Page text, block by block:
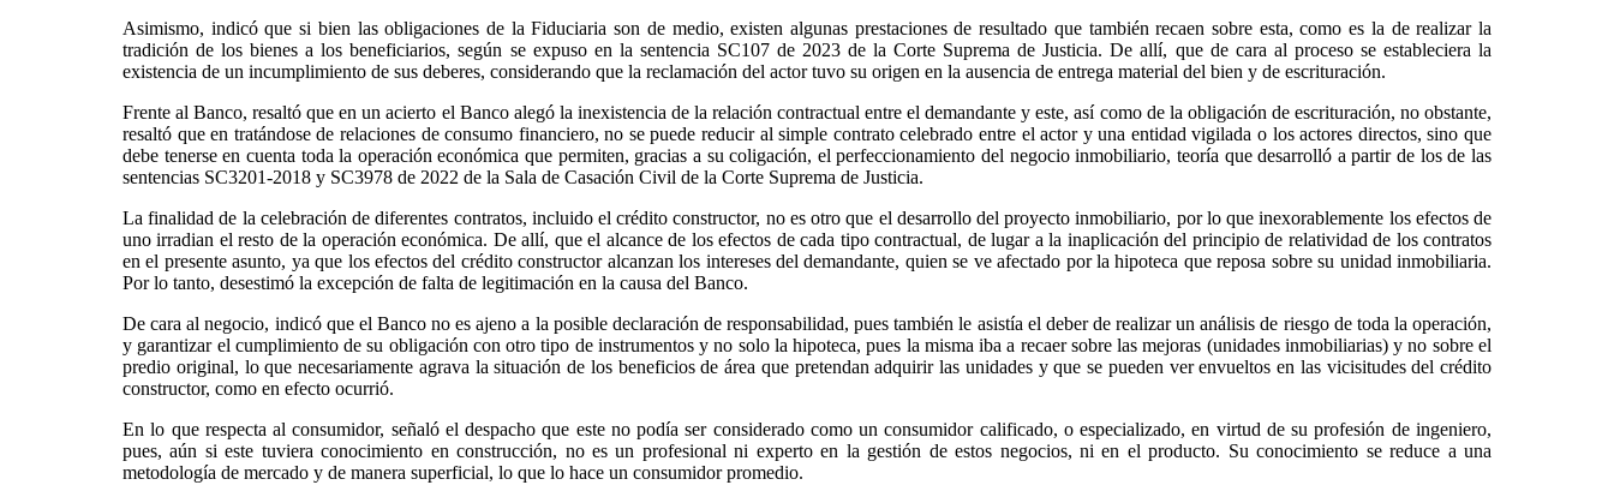
Asimismo, indicó que si bien las obligaciones de la Fiduciaria son de medio, existen algunas prestaciones de resultado que también recaen sobre esta, como es la de realizar la
tradición de los bienes a los beneficiarios, según se expuso en la sentencia SC107 de 2023 de la Corte Suprema de Justicia. De allí, que de cara al proceso se estableciera la
existencia de un incumplimiento de sus deberes, considerando que la reclamación del actor tuvo su origen en la ausencia de entrega material del bien y de escrituración.
Frente al Banco, resaltó que en un acierto el Banco alegó la inexistencia de la relación contractual entre el demandante y este, así como de la obligación de escrituración, no obstante,
resaltó que en tratándose de relaciones de consumo financiero, no se puede reducir al simple contrato celebrado entre el actor y una entidad vigilada o los actores directos, sino que
debe tenerse en cuenta toda la operación económica que permiten, gracias a su coligación, el perfeccionamiento del negocio inmobiliario, teoría que desarrolló a partir de los de las
sentencias SC3201-2018 y SC3978 de 2022 de la Sala de Casación Civil de la Corte Suprema de Justicia.
La finalidad de la celebración de diferentes contratos, incluido el crédito constructor, no es otro que el desarrollo del proyecto inmobiliario, por lo que inexorablemente los efectos de
uno irradian el resto de la operación económica. De allí, que el alcance de los efectos de cada tipo contractual, de lugar a la inaplicación del principio de relatividad de los contratos
en el presente asunto, ya que los efectos del crédito constructor alcanzan los intereses del demandante, quien se ve afectado por la hipoteca que reposa sobre su unidad inmobiliaria.
Por lo tanto, desestimó la excepción de falta de legitimación en la causa del Banco.
De cara al negocio, indicó que el Banco no es ajeno a la posible declaración de responsabilidad, pues también le asistía el deber de realizar un análisis de riesgo de toda la operación,
y garantizar el cumplimiento de su obligación con otro tipo de instrumentos y no solo la hipoteca, pues la misma iba a recaer sobre las mejoras (unidades inmobiliarias) y no sobre el
predio original, lo que necesariamente agrava la situación de los beneficios de área que pretendan adquirir las unidades y que se pueden ver envueltos en las vicisitudes del crédito
constructor, como en efecto ocurrió.
En lo que respecta al consumidor, señaló el despacho que este no podía ser considerado como un consumidor calificado, o especializado, en virtud de su profesión de ingeniero,
pues, aún si este tuviera conocimiento en construcción, no es un profesional ni experto en la gestión de estos negocios, ni en el producto. Su conocimiento se reduce a una
metodología de mercado y de manera superficial, lo que lo hace un consumidor promedio.